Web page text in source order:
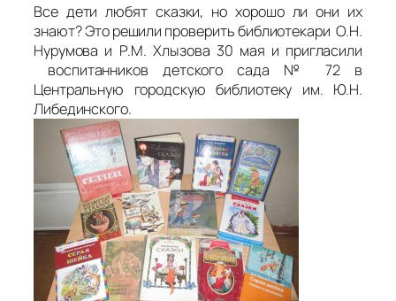
Все дети любят сказки, но хорошо ли они их
знают? Это решили проверить библиотекари О.Н.
Нурумова и Р.М. Хлызова 30 мая и пригласили
воспитанников детского сада № 72 в
Центральную городскую библиотеку им. Ю.Н.
Либединского.